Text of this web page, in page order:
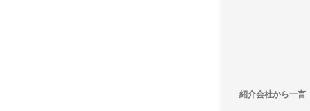
紹介会社から一言